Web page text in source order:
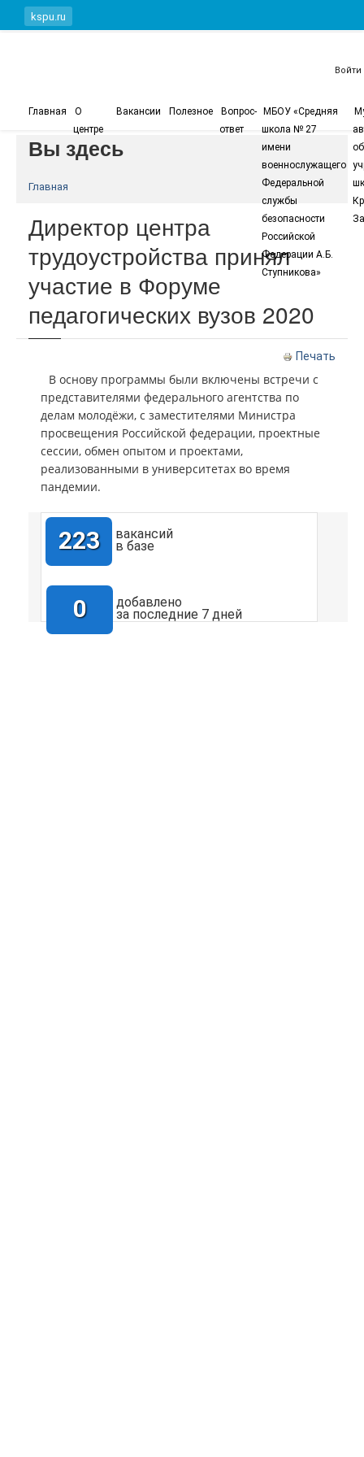
Перейти к основному содержанию
kspu.ru
Войти
Главная
О
центре
Вакансии Полезное
Вопрос-
ответ
МБОУ «Средняя
школа № 27
имени
военнослужащего
Федеральной
службы
безопасности
Российской
Федерации А.Б.
Ступникова»
Вы здесь
Главная
Директор центра
трудоустройства принял
участие в Форуме
педагогических вузов 2020
Печать
В основу программы были включены встречи с
представителями федерального агентства по
делам молодёжи, с заместителями Министра
просвещения Российской федерации, проектные
сессии, обмен опытом и проектами,
реализованными в университетах во время
пандемии.
223 вакансий
в базе
0 добавлено
за последние 7 дней